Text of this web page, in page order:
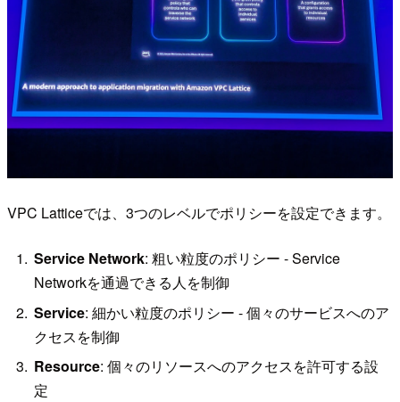
VPC Latticeでは、3つのレベルでポリシーを設定できます。
Service Network: 粗い粒度のポリシー - Service
Networkを通過できる人を制御
Service: 細かい粒度のポリシー - 個々のサービスへのア
クセスを制御
Resource: 個々のリソースへのアクセスを許可する設
定